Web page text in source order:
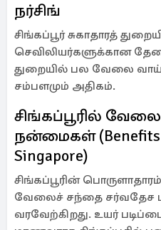
நர்சிங்
சிங்கப்பூர் சுகாதாரத்
செவிலியர்களுக்கான
துறையில் பல வேலை
சம்பளமும் அதிகம்.
சிங்கப்பூரில்
நன்மைகள் (Benefits
Singapore)
சிங்கப்பூரின்
வேலைச் சந்தை சர்வதேச
வரவேற்கிறது. உயர் படிப்பை